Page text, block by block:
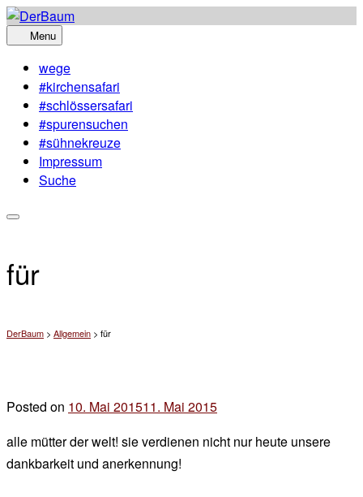
Skip
to
Menu
wege
#kirchensafari
#schlössersafari
#spurensuchen
#sühnekreuze
Impressum
Suche
für
DerBaum > Allgemein > für
Posted on 10. Mai 201511. Mai 2015
chef
alle mütter der welt! sie verdienen nicht nur heute unsere
dankbarkeit und anerkennung!